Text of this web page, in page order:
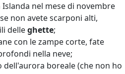
nel mese di novembre
non avete scarponi alti,
delleghette;
con le zampe corte, fate
nella neve;
boreale (che non ho